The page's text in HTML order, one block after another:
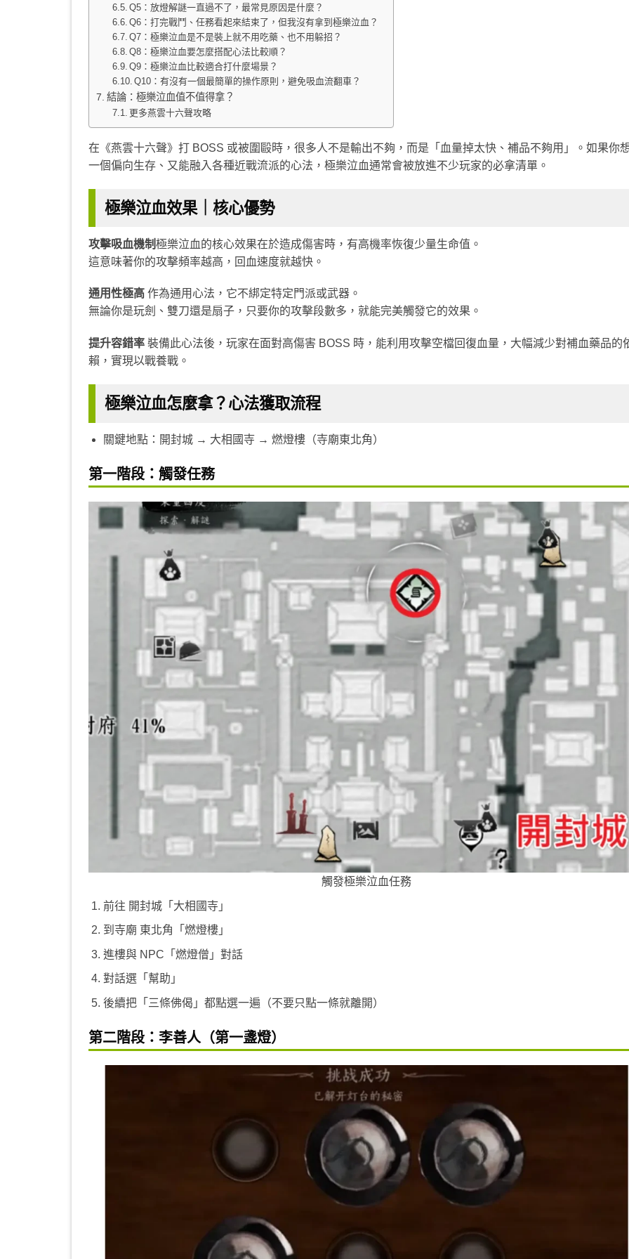
Q5：放燈解謎一直過不了，最常見原因是什麼？
Q6：打完戰鬥、任務看起來結束了，但我沒有拿到極樂泣血？
Q7：極樂泣血是不是裝上就不用吃藥、也不用躲招？
Q8：極樂泣血要怎麼搭配心法比較順？
Q9：極樂泣血比較適合打什麼場景？
Q10：有沒有一個最簡單的操作原則，避免吸血流翻車？
結論：極樂泣血值不值得拿？
更多燕雲十六聲攻略
在《燕雲十六聲》打 BOSS 或被圍毆時，很多人不是輸出不夠，而是「血量掉太快、補品不夠用」。如果你
一個偏向生存、又能融入各種近戰流派的心法，極樂泣血通常會被放進不少玩家的必拿清單。
極樂泣血效果｜核心優勢
攻擊吸血機制極樂泣血的核心效果在於造成傷害時，有高機率恢復少量生命值。
這意味著你的攻擊頻率越高，回血速度就越快。
通用性極高 作為通用心法，它不綁定特定門派或武器。
無論你是玩劍、雙刀還是扇子，只要你的攻擊段數多，就能完美觸發它的效果。
提升容錯率 裝備此心法後，玩家在面對高傷害 BOSS 時，能利用攻擊空檔回復血量，大幅減少對補血藥品的
賴，實現以戰養戰。
極樂泣血怎麼拿？心法獲取流程
關鍵地點：開封城 → 大相國寺 → 燃燈樓（寺廟東北角）
第一階段：觸發任務
觸發極樂泣血任務
前往 開封城「大相國寺」
到寺廟 東北角「燃燈樓」
進樓與 NPC「燃燈僧」對話
對話選「幫助」
後續把「三條佛偈」都點選一遍（不要只點一條就離開）
第二階段：李善人（第一盞燈）